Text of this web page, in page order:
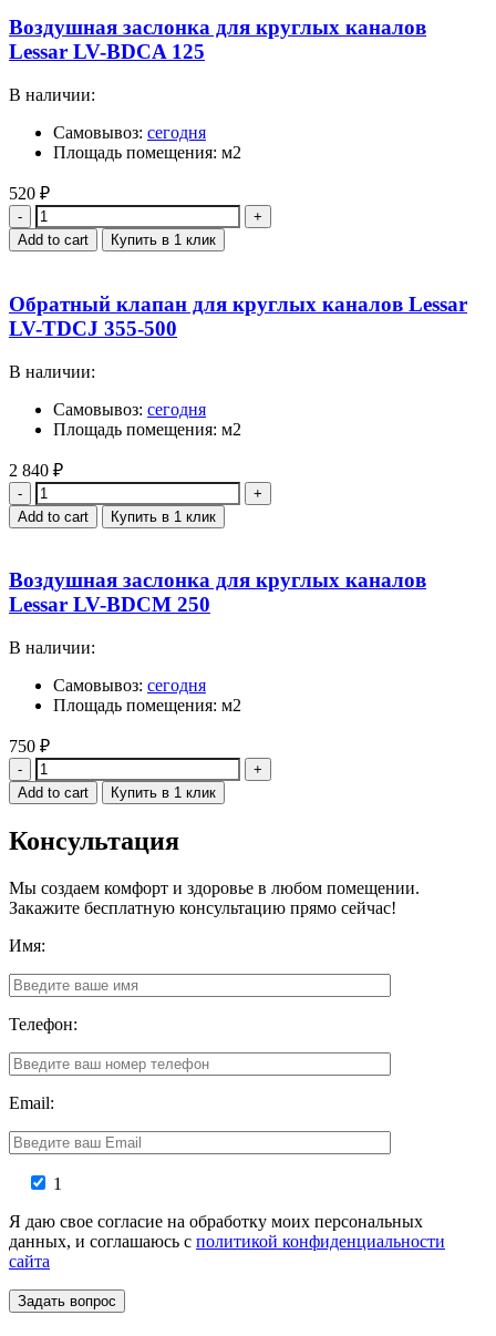
Воздушная заслонка для круглых каналов
Lessar LV-BDCA 125
В наличии:
Самовывоз: сегодня
Площадь помещения: м2
520 ₽
Quantity
Add to cart Купить в 1 клик
Обратный клапан для круглых каналов Lessar
LV-TDCJ 355-500
В наличии:
Самовывоз: сегодня
Площадь помещения: м2
2 840 ₽
Quantity
Add to cart Купить в 1 клик
Воздушная заслонка для круглых каналов
Lessar LV-BDCM 250
В наличии:
Самовывоз: сегодня
Площадь помещения: м2
750 ₽
Quantity
Add to cart Купить в 1 клик
Консультация
Мы создаем комфорт и здоровье в любом помещении.
Закажите бесплатную консультацию прямо сейчас!
Имя:
Телефон:
Email:
1
Я даю свое согласие на обработку моих персональных
данных, и соглашаюсь с политикой конфиденциальности
сайта
Задать вопрос